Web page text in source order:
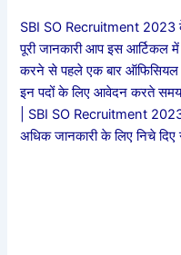
SBI SO Recruitment 2023
पूरी जानकारी आप इस
करने से पहले एक बार ऑफिसियल
इन पदों के लिए आवेदन करते समय
| SBI SO Recruitment
अधिक जानकारी के लिए निचे